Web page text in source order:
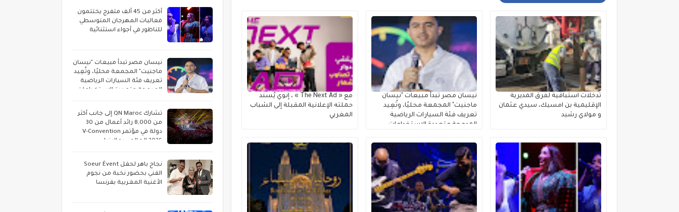
تدخلات استباقية لفرق المديرية
الإقليمية بن امسيك، سيدي عثمان
و مولاي رشيد
نيسان مصر تبدأ مبيعات "نيسان
ماجنيت" المجمعة محليًا، وتُعِيد
تعريف فئة السيارات الرياضية
المدمجة متعددة الاستخدامات
مع « The Next Ad » ، إنوي يُسند
حملته الإعلانية المقبلة إلى الشباب
المغربي
أكثر من 45 ألف متفرج يختتمون
فعاليات المهرجان المتوسطي
للناظور في أجواء استثنائية
نيسان مصر تبدأ مبيعات "نيسان
ماجنيت" المجمعة محليًا، وتُعِيد
تعريف فئة السيارات الرياضية
المدمجة متعددة الاستخدامات
تشارك QN Maroc إلى جانب أكثر
من 8,000 رائد أعمال من 30
دولة في مؤتمر V-Convention
2026 العالمي بماليزيا
نجاح باهر لحفل Soeur Évent
الفني بحضور نخبة من نجوم
الأغنية المغربية بفرنسا